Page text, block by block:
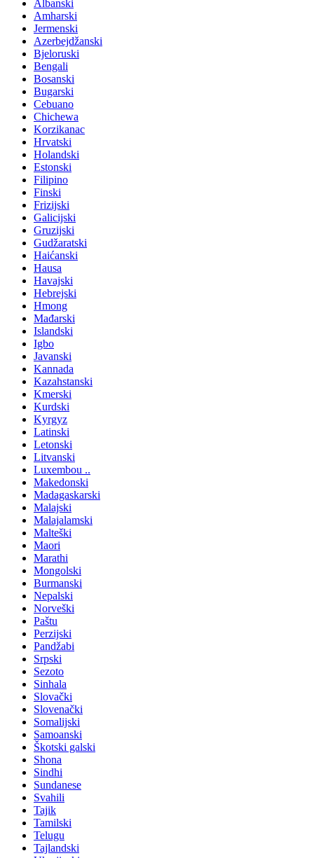
Albanski
Amharski
Jermenski
Azerbejdžanski
Bjeloruski
Bengali
Bosanski
Bugarski
Cebuano
Chichewa
Korzikanac
Hrvatski
Holandski
Estonski
Filipino
Finski
Frizijski
Galicijski
Gruzijski
Gudžaratski
Haićanski
Hausa
Havajski
Hebrejski
Hmong
Mađarski
Islandski
Igbo
Javanski
Kannada
Kazahstanski
Kmerski
Kurdski
Kyrgyz
Latinski
Letonski
Litvanski
Luxembou ..
Makedonski
Madagaskarski
Malajski
Malajalamski
Malteški
Maori
Marathi
Mongolski
Burmanski
Nepalski
Norveški
Paštu
Perzijski
Pandžabi
Srpski
Sezoto
Sinhala
Slovački
Slovenački
Somalijski
Samoanski
Škotski galski
Shona
Sindhi
Sundanese
Svahili
Tajik
Tamilski
Telugu
Tajlandski